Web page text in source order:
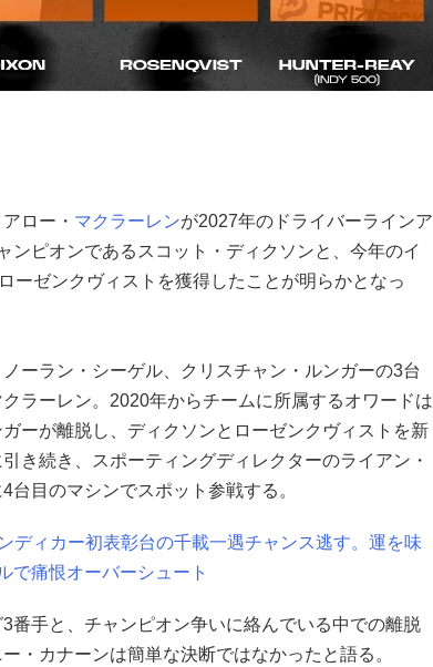
ロー・ マクラーレンが2027年のドライバーラインア
ンピオンであるスコット・ディクソンと、今年のイ
ーゼンクヴィストを獲得したことが明らかとなっ
ーラン・シーゲル、クリスチャン・ルンガーの3台
ラーレン。2020年からチームに所属するオワードは
ーが離脱し、ディクソンとローゼンクヴィストを新
き続き、スポーティングディレクターのライアン・
台目のマシンでスポット参戦する。
ディカー初表彰台の千載一遇チャンス逃す。運を味
で痛恨オーバーシュート
番手と、チャンピオン争いに絡んでいる中での離脱
・カナーンは簡単な決断ではなかったと語る。